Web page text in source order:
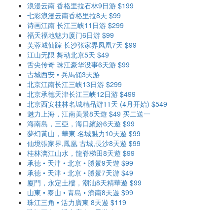
浪漫云南 香格里拉石林9日游 $199
七彩浪漫云南香格里拉8天 $99
诗画江南 长江三峡11日游 $299
福天福地魅力厦门6日游 $99
芙蓉城仙踪 长沙张家界凤凰7天 $99
江山无限 舞动北京5天 $49
舌尖传奇 珠江豪华没事6天游 $99
古城西安 • 兵馬俑3天游
北京江南长江三峡13日游 $299
北京承德天津长江三峡12日游 $499
北京西安桂林名城精品游11天 (4月开始) $549
魅力上海，江南美景8天遊 $49 买二送一
海南島，三亞，海口繽紛6天遊 $99
夢幻黃山，華東 名城魅力10天遊 $99
仙境張家界,鳳凰 古城,長沙8天遊 $99
桂林漓江山水，龍脊梯田8天遊 $99
承德 • 天津 • 北京 • 勝景9天遊 $99
承德 • 天津 • 北京 • 勝景7天游 $49
廈門，永定土樓，潮汕8天精華遊 $99
山東 • 泰山 • 青島 • 濟南8天遊 $99
珠江三角 • 活力廣東 8天遊 $119